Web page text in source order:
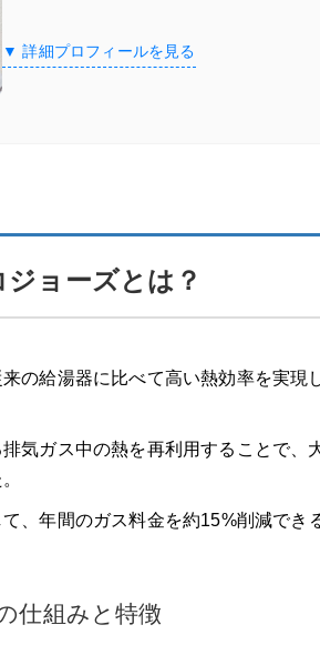
ジョーズの「設置場所」の違い
ジョーズの「CO2排出量」の違い
すすめの専門業者を厳選して3社ご紹介！
対応】の給湯器交換業者を3社厳選！
▼ 詳細プロフィールを見る
ョーズとは？
の給湯器に比べて高い熱効率を実現
気ガス中の熱を再利用することで、
、年間のガス料金を約15%削減でき
仕組みと特徴